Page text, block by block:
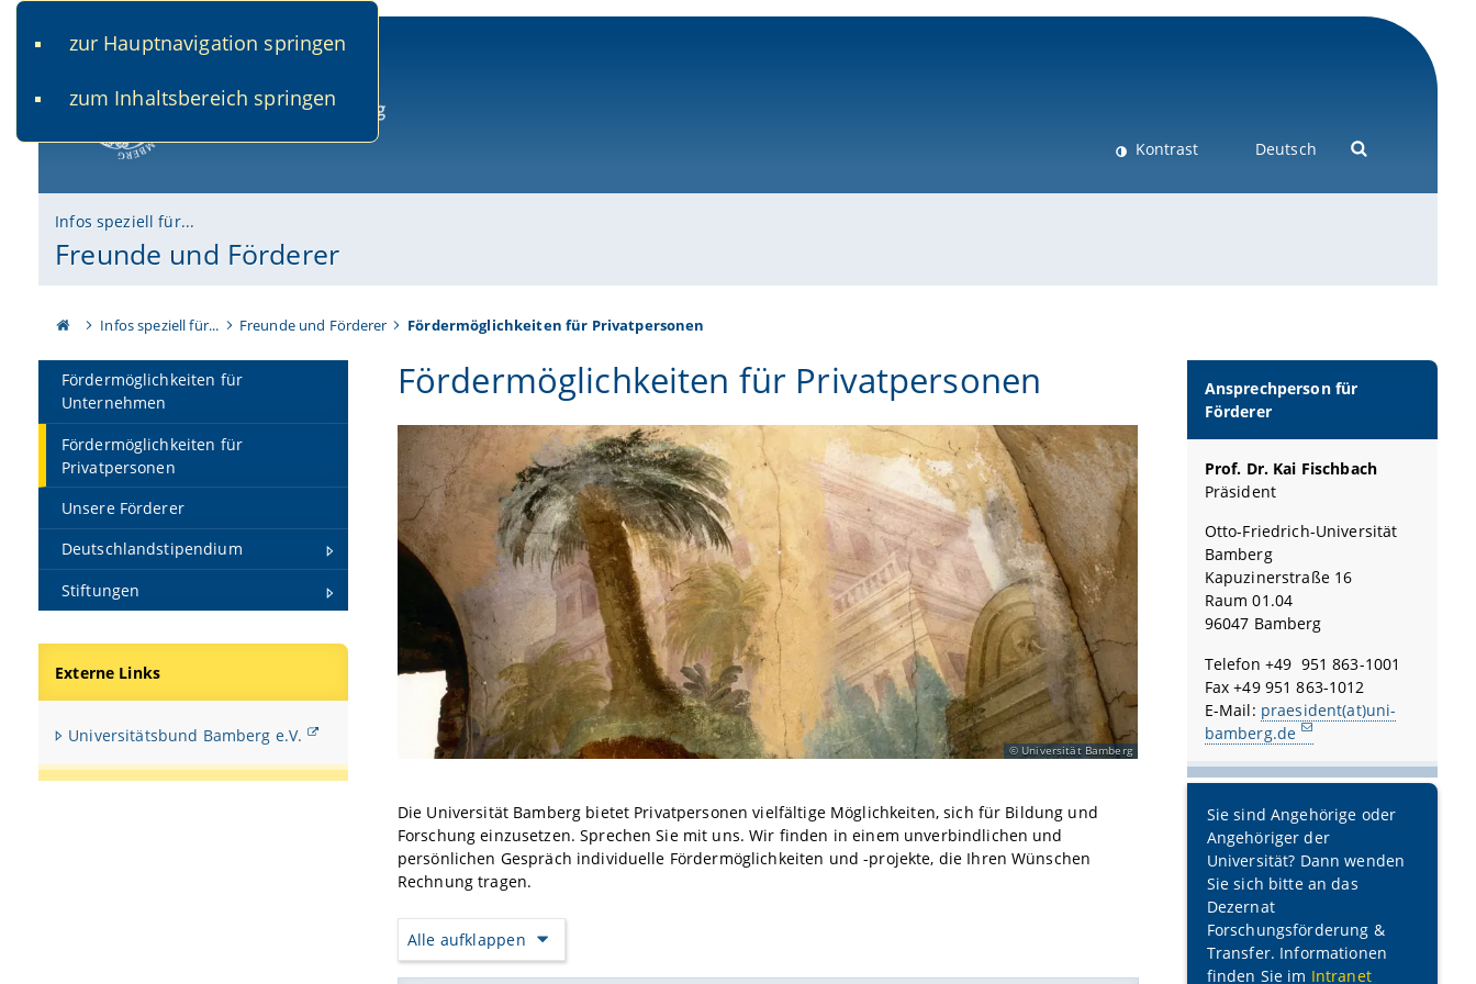
zur Hauptnavigation springen
zum Inhaltsbereich springen
Kontrast Deutsch
Infos speziell für...
Freunde und Förderer
Infos speziell für... Freunde und Förderer Fördermöglichkeiten für Privatpersonen
Fördermöglichkeiten für
Unternehmen
Fördermöglichkeiten für
Privatpersonen
Unsere Förderer
Deutschlandstipendium
Stiftungen
Externe Links
Universitäts­bund Bamberg e.V.
Fördermöglichkeiten für Privatpersonen
Universität Bamberg
Die Universität Bamberg bietet Privatpersonen vielfältige Möglichkeiten, sich für Bildung und
Forschung einzusetzen. Sprechen Sie mit uns. Wir finden in einem unverbindlichen und
persönlichen Gespräch individuelle Fördermöglichkeiten und -projekte, die Ihren Wünschen
Rechnung tragen.
Alle aufklappen
Ansprechperson für
Förderer
Prof. Dr. Kai Fischbach
Präsident
Otto-Friedrich-Universität
Bamberg
Kapuzinerstraße 16
Raum 01.04
96047 Bamberg
Telefon +49 951 863-1001
Fax +49 951 863-1012
E-Mail: praesident(at)uni-
bamberg.de
Sie sind Angehörige oder
Angehöriger der
Universität? Dann wenden
Sie sich bitte an das
Dezernat
Forschungsförderung &
Transfer. Informationen
finden Sie im Intranet